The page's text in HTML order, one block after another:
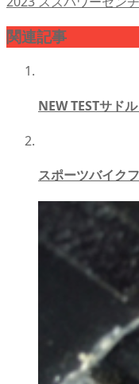
関連記事
NEW TESTサド
スポーツバイク